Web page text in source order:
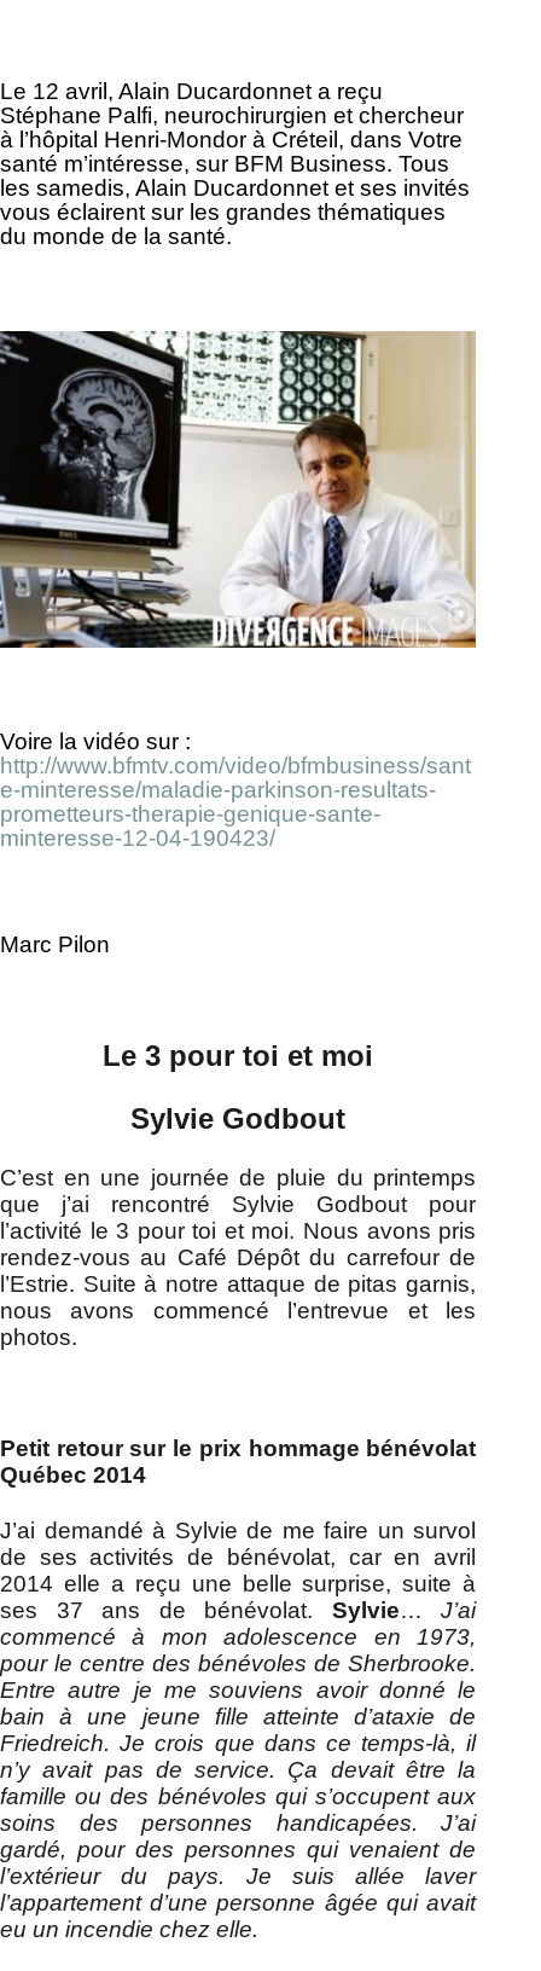
Le 12 avril, Alain Ducardonnet a reçu
Stéphane Palfi, neurochirurgien et chercheur
à l’hôpital Henri-Mondor à Créteil, dans Votre
santé m’intéresse, sur BFM Business. Tous
les samedis, Alain Ducardonnet et ses invités
vous éclairent sur les grandes thématiques
du monde de la santé.
Voire la vidéo sur :
http://www.bfmtv.com/video/bfmbusiness/sant
e-minteresse/maladie-parkinson-resultats-
prometteurs-therapie-genique-sante-
minteresse-12-04-190423/
Marc Pilon
Le 3 pour toi et moi
Sylvie Godbout
C’est en une journée de pluie du printemps
que j’ai rencontré Sylvie Godbout pour
l’activité le 3 pour toi et moi. Nous avons pris
rendez-vous au Café Dépôt du carrefour de
l’Estrie. Suite à notre attaque de pitas garnis,
nous avons commencé l’entrevue et les
photos.
Petit retour sur le prix hommage bénévolat
Québec 2014
J’ai demandé à Sylvie de me faire un survol
de ses activités de bénévolat, car en avril
2014 elle a reçu une belle surprise, suite à
ses 37 ans de bénévolat. Sylvie…J’ai
commencé à mon adolescence en 1973,
pour le centre des bénévoles de Sherbrooke.
Entre autre je me souviens avoir donné le
bain à une jeune fille atteinte d’ataxie de
Friedreich. Je crois que dans ce temps-là, il
n’y avait pas de service. Ça devait être la
famille ou des bénévoles qui s’occupent aux
soins des personnes handicapées. J’ai
gardé, pour des personnes qui venaient de
l’extérieur du pays. Je suis allée laver
l’appartement d’une personne âgée qui avait
eu un incendie chez elle.